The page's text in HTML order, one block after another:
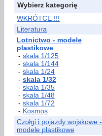
Wybierz kategorię
WKRÓTCE !!!
Literatura
Lotnictwo - modele
plastikowe
- skala 1/125
- skala 1/144
- skala 1/24
- skala 1/32
- skala 1/35
- skala 1/48
- skala 1/72
- Kosmos
Czołgi i pojazdy wojskowe -
modele plastikowe